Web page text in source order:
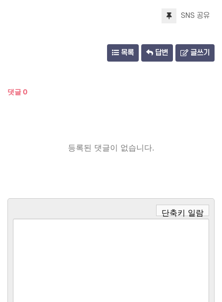
SNS 공유
목록 답변 글쓰기
댓글0
등록된 댓글이 없습니다.
단축키 일람